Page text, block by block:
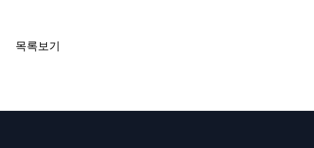
목록보기